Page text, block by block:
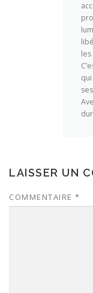
LAISSER UN
COMMENTAIRE *